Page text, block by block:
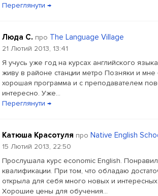
Переглянути →
Люда С. про The Language Village
21 Лютий 2013, 13:41
Я учусь уже год на курсах английского
живу в районе станции метро Позняки и
хорошая программа и с преподавателем
интересно. Уже...
Переглянути →
Катюша Красотуля про Native English
15 Лютий 2013, 22:50
Прослушала курс economic English.
квалификации. При том, что обладаю
открыла для себя много новых и
Хорошие цены для обучения...